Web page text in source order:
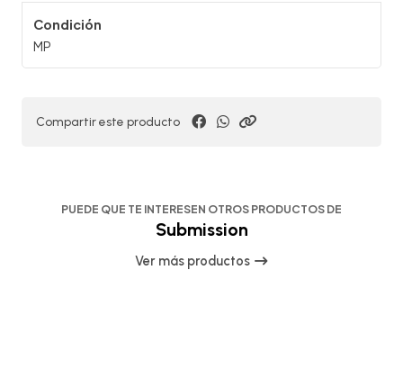
Condición
MP
Compartir este producto
PUEDE QUE TE INTERESEN OTROS PRODUCTOS DE
Submission
Ver más productos